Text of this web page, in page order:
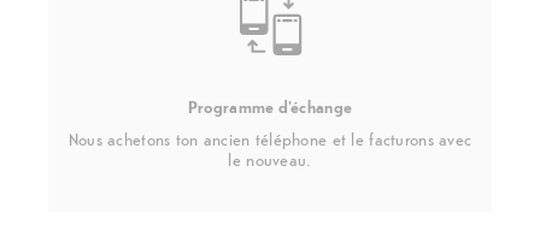
Programme d'échange
Nous achetons ton ancien téléphone et le facturons avec
le nouveau.